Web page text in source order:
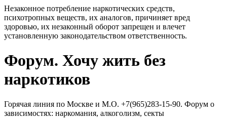
Незаконное потребление наркотических средств,
психотропных веществ, их аналогов, причиняет вред
здоровью, их незаконный оборот запрещен и влечет
установленную законодательством ответственность.
Регистрация
Форум. Хочу жить без
наркотиков
Горячая линия по Москве и М.О. +7(965)283-15-90. Форум о
зависимостях: наркомания, алкоголизм, секты